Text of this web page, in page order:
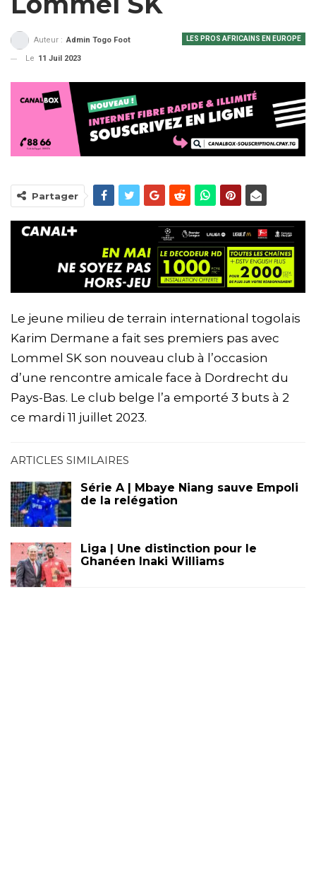
LES PROS AFRICAINS EN EUROPE
Auteur : Admin Togo Foot
Le 11 Juil 2023
Partager
Le jeune milieu de terrain international togolais
Karim Dermane a fait ses premiers pas avec
Lommel SK son nouveau club à l’occasion
d’une rencontre amicale face à Dordrecht du
Pays-Bas. Le club belge l’a emporté 3 buts à 2
ce mardi 11 juillet 2023.
ARTICLES SIMILAIRES
Série A | Mbaye Niang sauve Empoli
de la relégation
Liga | Une distinction pour le
Ghanéen Inaki Williams